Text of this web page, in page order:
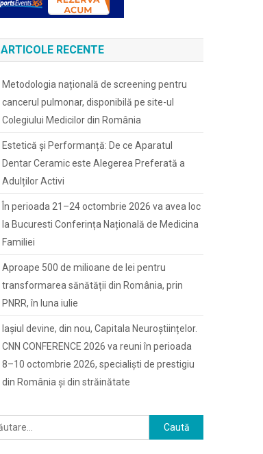
ARTICOLE RECENTE
Metodologia națională de screening pentru
cancerul pulmonar, disponibilă pe site-ul
Colegiului Medicilor din România
Estetică și Performanță: De ce Aparatul
Dentar Ceramic este Alegerea Preferată a
Adulților Activi
În perioada 21–24 octombrie 2026 va avea loc
la Bucuresti Conferința Națională de Medicina
Familiei
Aproape 500 de milioane de lei pentru
transformarea sănătății din România, prin
PNRR, în luna iulie
Iașiul devine, din nou, Capitala Neuroștiințelor.
CNN CONFERENCE 2026 va reuni în perioada
8–10 octombrie 2026, specialiști de prestigiu
din România și din străinătate
Caută
după: